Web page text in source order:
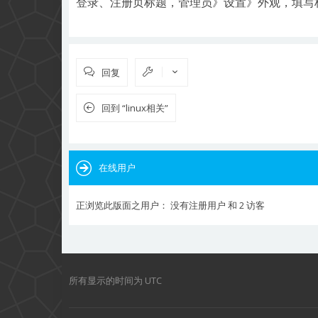
回复
回到 “linux相关”
在线用户
正浏览此版面之用户： 没有注册用户 和 2 访客
所有显示的时间为 UTC